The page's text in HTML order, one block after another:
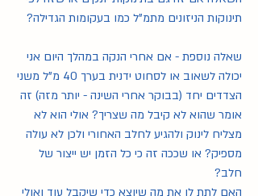
תינוקות הניזונים מתמ"ל כמו בעקומות הגדילה?
חלב?